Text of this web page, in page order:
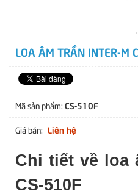
LOA ÂM TRẦN INTER-M
Mã sản phẩm: CS-510F
Giá bán: Liên hệ
Chi tiết về loa
CS-510F